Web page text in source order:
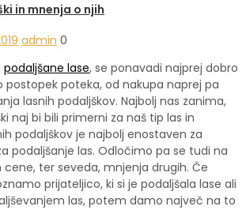
in mnenja o njih
admin 0
podaljšane lase, se ponavadi najprej dobro
postopek poteka, od nakupa naprej pa
lasnih podaljškov. Najbolj nas zanima,
naj bi bili primerni za naš tip las in
podaljškov je najbolj enostaven za
podaljšanje las. Odločimo pa se tudi na
ter seveda, mnjenja drugih. Če
prijateljico, ki si je podaljšala lase ali
las, potem damo največ na to